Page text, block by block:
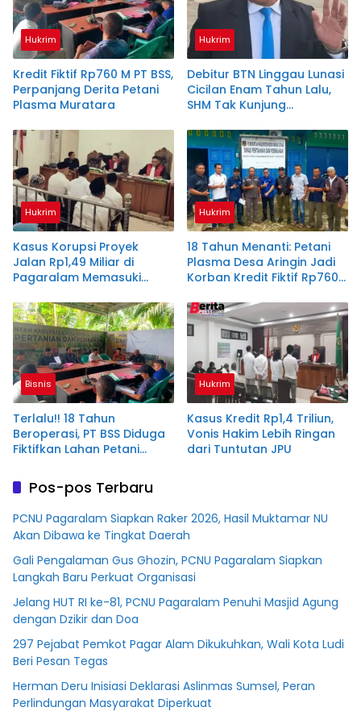
Hukrim
Kredit Fiktif Rp760 M PT BSS,
Perpanjang Derita Petani
Plasma Muratara
Hukrim
Debitur BTN Linggau Lunasi
Cicilan Enam Tahun Lalu,
SHM Tak Kunjung
Hukrim
Kasus Korupsi Proyek
Jalan Rp1,49 Miliar di
Pagaralam Memasuki
Terdakwa Dituntut 2,5
Tahun Penjara
Hukrim
18 Tahun Menanti: Petani
Plasma Desa Aringin Jadi
Korban Kredit Fiktif Rp760
Bisnis
Terlalu!! 18 Tahun
Beroperasi, PT BSS Diduga
Fiktifkan Lahan Petani
Hukrim
Kasus Kredit Rp1,4 Triliun,
Vonis Hakim Lebih Ringan
dari Tuntutan JPU
Pos-pos Terbaru
PCNU Pagaralam Siapkan Raker 2026, Hasil Muktamar NU
Akan Dibawa ke Tingkat Daerah
Gali Pengalaman Gus Ghozin, PCNU Pagaralam Siapkan
Langkah Baru Perkuat Organisasi
Jelang HUT RI ke-81, PCNU Pagaralam Penuhi Masjid Agung
dengan Dzikir dan Doa
297 Pejabat Pemkot Pagar Alam Dikukuhkan, Wali Kota Ludi
Beri Pesan Tegas
Herman Deru Inisiasi Deklarasi Aslinmas Sumsel, Peran
Perlindungan Masyarakat Diperkuat